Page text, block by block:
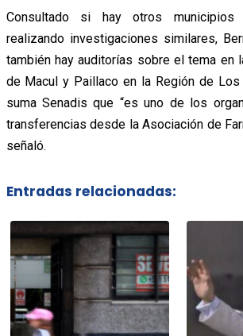
Consultado si hay otros
realizando investigaciones similares,
también hay auditorías sobre el tema en
de Macul y Paillaco en la Región de
suma Senadis que “es uno de los
transferencias desde la Asociación de
señaló.
Entradas relacionadas: